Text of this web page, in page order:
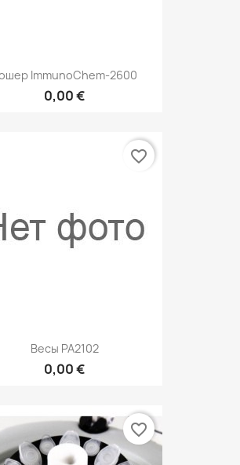
ImmunoChem-2600
0,00 €
Весы PA2102
0,00 €
favorite_border
favorite_border